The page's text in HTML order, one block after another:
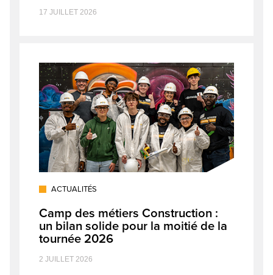
17 JUILLET 2026
ACTUALITÉS
Camp des métiers Construction :
un bilan solide pour la moitié de la
tournée 2026
2 JUILLET 2026